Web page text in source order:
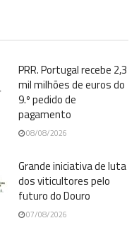
PRR. Portugal recebe 2,3
mil milhões de euros do
9.º pedido de
pagamento
08/08/2026
Grande iniciativa de luta
dos viticultores pelo
futuro do Douro
07/08/2026